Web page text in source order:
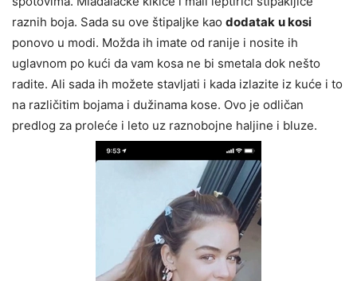
raznih boja. Sada su ove štipaljke kao dodatak u kosi
ponovo u modi. Možda ih imate od ranije i nosite ih
uglavnom po kući da vam kosa ne bi smetala dok nešto
radite. Ali sada ih možete stavljati i kada izlazite iz kuće i to
na različitim bojama i dužinama kose. Ovo je odličan
predlog za proleće i leto uz raznobojne haljine i bluze.